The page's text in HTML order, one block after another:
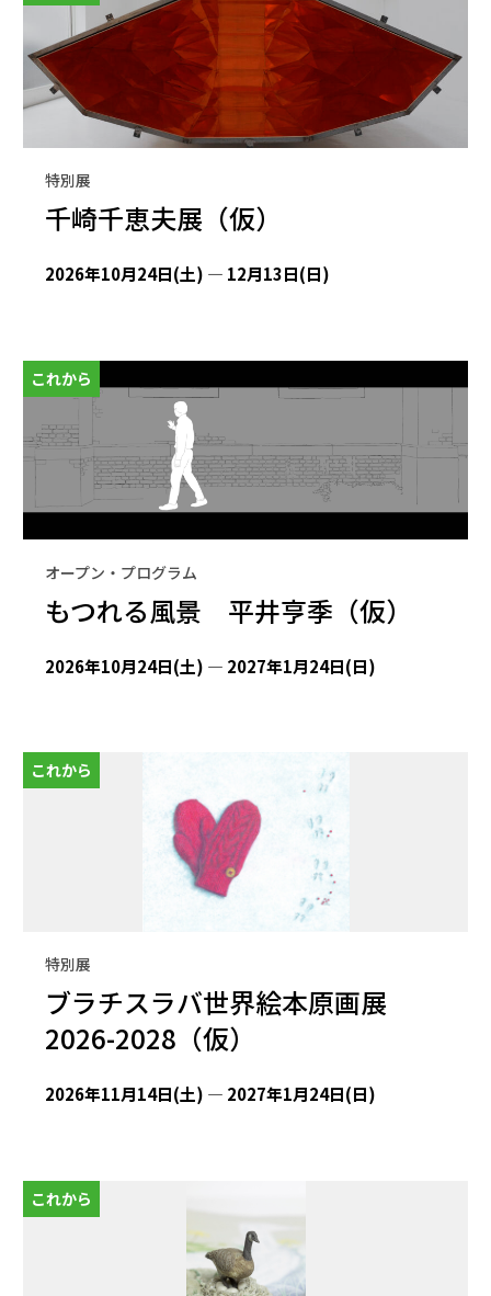
特別展
千崎千恵夫展（仮）
2026年10月24日(土) — 12月13日(日)
これから
オープン・プログラム
もつれる風景 平井亨季（仮）
2026年10月24日(土) — 2027年1月24日(日)
これから
特別展
ブラチスラバ世界絵本原画展
2026-2028（仮）
2026年11月14日(土) — 2027年1月24日(日)
これから